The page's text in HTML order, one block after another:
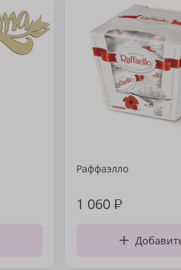
Раффаэлло
1 060₽